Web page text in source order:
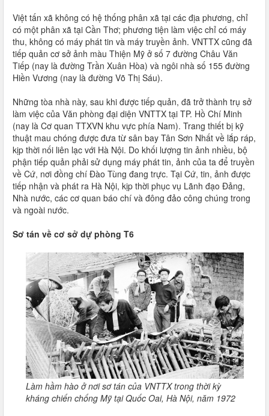
Việt tấn xã không có hệ thống phân xã tại các địa phương, chỉ
có một phân xã tại Cần Thơ; phương tiện làm việc chỉ có máy
thu, không có máy phát tin và máy truyền ảnh. VNTTX cũng đã
tiếp quản cơ sở ảnh màu Thiện Mỹ ở số 7 đường Châu Văn
Tiếp (nay là đường Trần Xuân Hòa) và ngôi nhà số 155 đường
Hiền Vương (nay là đường Võ Thị Sáu).
Những tòa nhà này, sau khi được tiếp quản, đã trở thành trụ sở
làm việc của Văn phòng đại diện VNTTX tại TP. Hồ Chí Minh
(nay là Cơ quan TTXVN khu vực phía Nam). Trang thiết bị kỹ
thuật mau chóng được đưa từ sân bay Tân Sơn Nhất về lắp ráp,
kịp thời nối liên lạc với Hà Nội. Do khối lượng tin ảnh nhiều, bộ
phận tiếp quản phải sử dụng máy phát tin, ảnh của ta để truyền
về Cứ, nơi đồng chí Đào Tùng đang trực. Tại Cứ, tin, ảnh được
tiếp nhận và phát ra Hà Nội, kịp thời phục vụ Lãnh đạo Đảng,
Nhà nước, các cơ quan báo chí và đông đảo công chúng trong
và ngoài nước.
Sơ tán về cơ sở dự phòng T6
Làm hầm hào ở nơi sơ tán của VNTTX trong thời kỳ
kháng chiến chống Mỹ tại Quốc Oai, Hà Nội, năm 1972